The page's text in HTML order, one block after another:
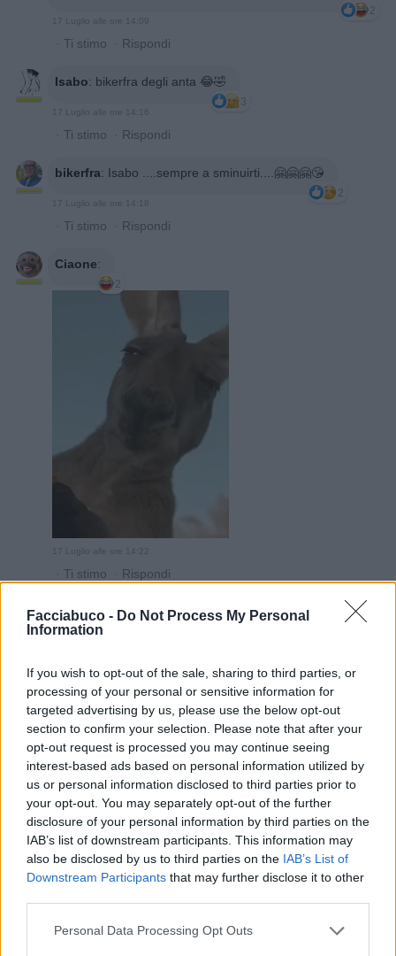
Facciabuco - Do Not Process My Personal
Information
If you wish to opt-out of the sale, sharing to third parties, or
processing of your personal or sensitive information for
targeted advertising by us, please use the below opt-out
section to confirm your selection. Please note that after your
opt-out request is processed you may continue seeing
interest-based ads based on personal information utilized by
us or personal information disclosed to third parties prior to
your opt-out. You may separately opt-out of the further
disclosure of your personal information by third parties on the
IAB’s list of downstream participants. This information may
also be disclosed by us to third parties on the IAB’s List of
Downstream Participants that may further disclose it to other
Personal Data Processing Opt Outs
2
17 Luglio alle ore 14:09
· Ti stimo · Rispondi
Isabo: bikerfra degli anta 😂🤣
3
17 Luglio alle ore 14:16
· Ti stimo · Rispondi
bikerfra: Isabo ....sempre a sminuirti....🤗🤗🤗😘
2
17 Luglio alle ore 14:18
· Ti stimo · Rispondi
Ciaone:
2
17 Luglio alle ore 14:22
· Ti stimo · Rispondi
isabel:Isabo se po fa un po' e un po' ?🤭
Dylan2017 : Isabo 😆😅😂🤣😆😅😂vero
2
18 Luglio alle ore 04:44
·Ti stimo·Rispondi
Vaccata
zioMax livello 11
11 Luglio- 6.119 visualizzazioni
Ehm lieta serata adorabili selvatici...
"🍻🍉🍀✨️🏃‍♂️🐺💚🩵🇮🇹💪🤟🤞